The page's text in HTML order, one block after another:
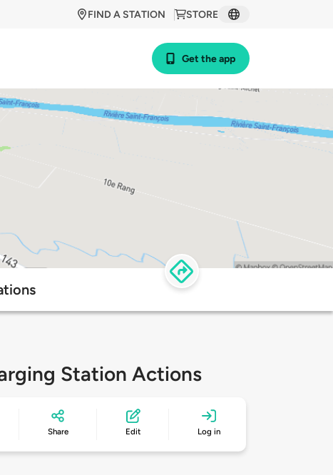
STORE
FIND A STATION
Get the app
Station Actions
Share Edit Log in